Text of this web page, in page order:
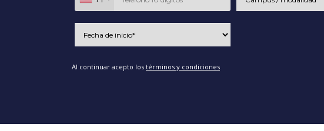
Al continuar acepto los términos y condiciones